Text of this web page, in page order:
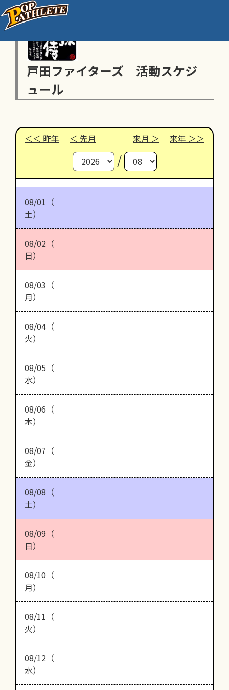
戸田ファイターズ 活動スケジ
ュール
昨年 先月 来月 来年
/
08/01（
土）
08/02（
日）
08/03（
月）
08/04（
火）
08/05（
水）
08/06（
木）
08/07（
金）
08/08（
土）
08/09（
日）
08/10（
月）
08/11（
火）
08/12（
水）